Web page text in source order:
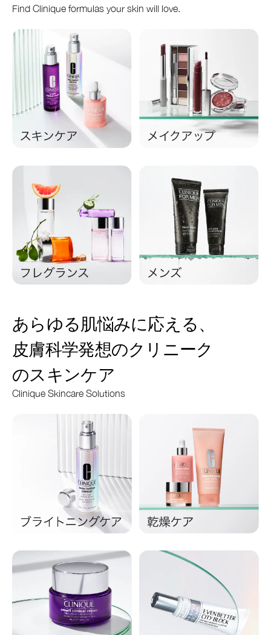
Find Clinique formulas your skin will love.
あらゆる肌悩みに応える、
皮膚科学発想のクリニーク
のスキンケア
Clinique Skincare Solutions